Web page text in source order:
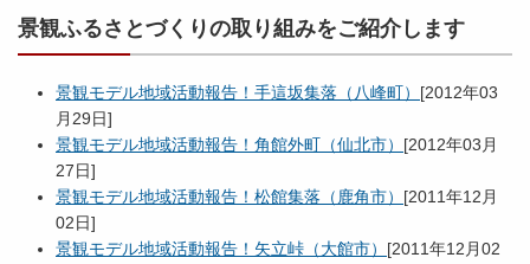
景観ふるさとづくりの取り組みをご紹介します
景観モデル地域活動報告！手這坂集落（八峰町） [2012年03
月29日]
景観モデル地域活動報告！角館外町（仙北市） [2012年03月
27日]
景観モデル地域活動報告！松館集落（鹿角市） [2011年12月
02日]
景観モデル地域活動報告！矢立峠（大館市） [2011年12月02